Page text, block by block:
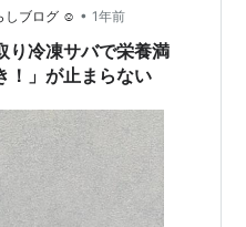
しブログ ☺︎ • 1年前
り冷凍サバで栄養満
！」が止まらない